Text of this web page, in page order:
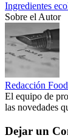
Ingredientes
Sobre el Autor
Redacción
El equipo de
las novedades
Dejar un